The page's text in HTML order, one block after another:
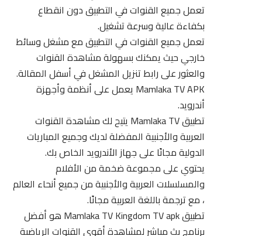
تعمل جميع القنوات في التطبيق دون انقطاع
بكفاءة عالية وسرعة تشغيل.
تعمل جميع القنوات في التطبيق مع مشغل وسائط
خارجي حيث يمكنك بسهولة مشاهدة القنوات
والعثور على رابط تنزيل المشغل في أسفل المقالة.
Mamlaka TV APK يعمل على أنظمة وأجهزة
أندرويد.
تطبيق Mamlaka TV يتيح لك مشاهدة القنوات
العربية والأجنبية المفضلة لديك وجميع المباريات
الدولية مجانًا على جهاز الأندرويد الخاص بك.
يحتوي على مجموعة ضخمة من الأفلام
والمسلسلات العربية والأجنبية من جميع أنحاء العالم
، مع ترجمة باللغة العربية مجانًا.
تطبيق Mamlaka TV Kingdom TV apk هو أفضل
برنامج بث مباشر لمشاهدة أقوى القنوات الرياضية